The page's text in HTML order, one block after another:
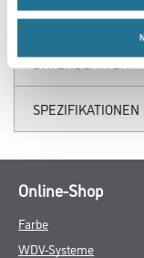
DATENBLÄTTER
SPEZIFIKATIONEN
Online-Shop
Farbe
WDV-Systeme